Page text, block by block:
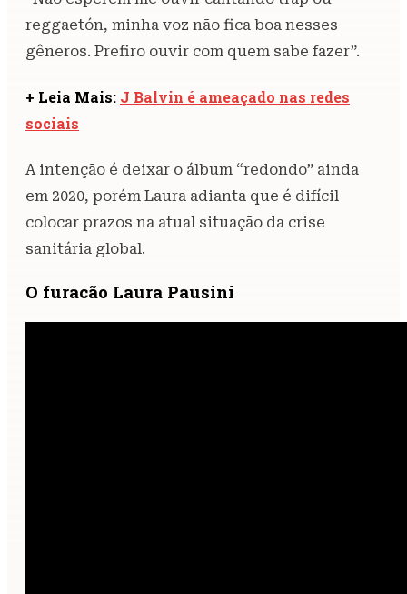
reggaetón, minha voz não fica boa nesses
gêneros. Prefiro ouvir com quem sabe fazer”.
+ Leia Mais: J Balvin é ameaçado nas redes
sociais
A intenção é deixar o álbum “redondo” ainda
em 2020, porém Laura adianta que é difícil
colocar prazos na atual situação da crise
sanitária global.
O furacão Laura Pausini